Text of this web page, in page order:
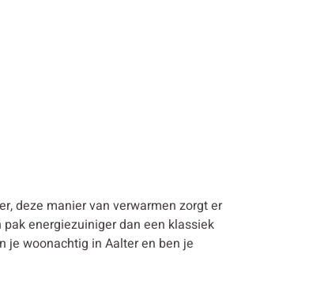
deze manier van verwarmen zorgt er
energiezuiniger dan een klassiek
je woonachtig in Aalter en ben je